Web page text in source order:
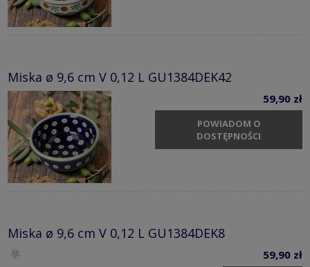
Miska ø 9,6 cm V 0,12 L GU1384DEK42
59,90 zł
POWIADOM O
DOSTĘPNOŚCI
Miska ø 9,6 cm V 0,12 L GU1384DEK8
59,90 zł